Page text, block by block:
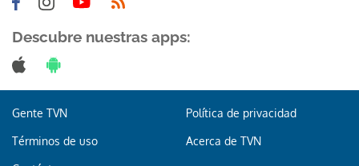
Descubre nuestras apps:
Gente TVN Política de privacidad
Términos de uso Acerca de TVN